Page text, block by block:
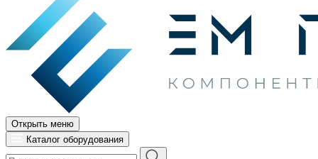
Открыть меню
Каталог оборудования